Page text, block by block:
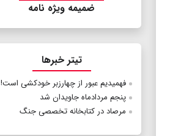
ضمیمه ویژه نامه
تیتر خبرها
فهمیدیم عبور از چهارزبر خودکشی است!
پنجم مردادماه جاویدان شد
مرصاد در کتابخانه تخصصی جنگ